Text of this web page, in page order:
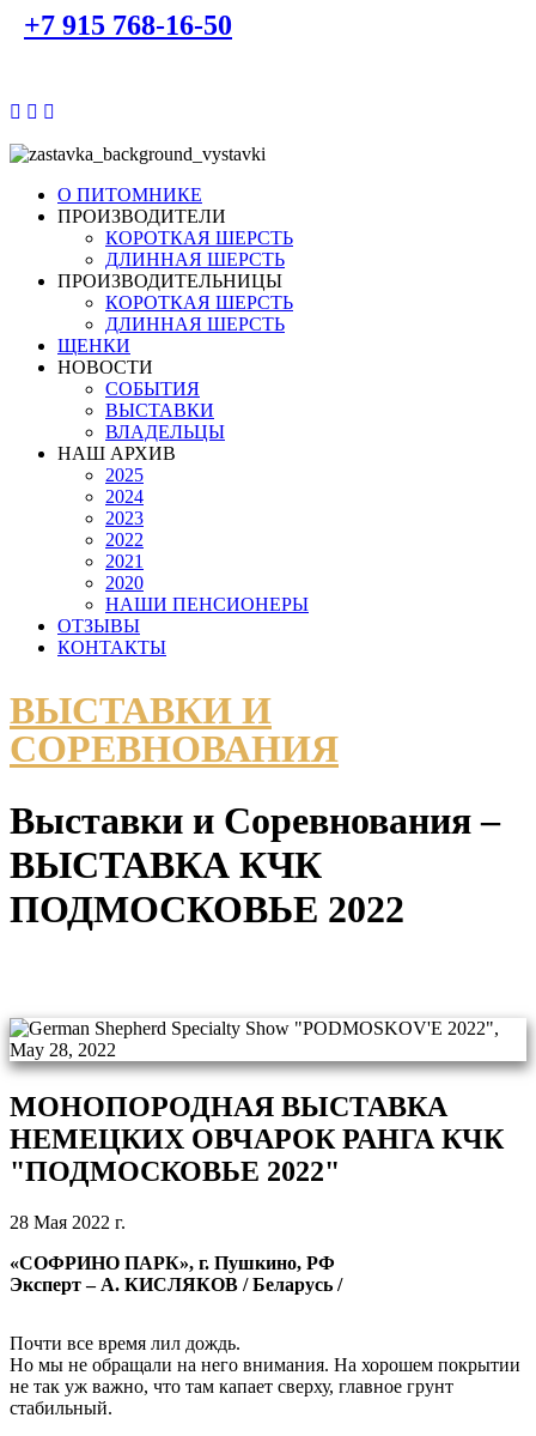
+7 915 768-16-50
О ПИТОМНИКЕ
ПРОИЗВОДИТЕЛИ
КОРОТКАЯ ШЕРСТЬ
ДЛИННАЯ ШЕРСТЬ
ПРОИЗВОДИТЕЛЬНИЦЫ
КОРОТКАЯ ШЕРСТЬ
ДЛИННАЯ ШЕРСТЬ
ЩЕНКИ
НОВОСТИ
СОБЫТИЯ
ВЫСТАВКИ
ВЛАДЕЛЬЦЫ
НАШ АРХИВ
2025
2024
2023
2022
2021
2020
НАШИ ПЕНСИОНЕРЫ
ОТЗЫВЫ
КОНТАКТЫ
ВЫСТАВКИ И
СОРЕВНОВАНИЯ
Выставки и Соревнования –
ВЫСТАВКА КЧК
ПОДМОСКОВЬЕ 2022
МОНОПОРОДНАЯ ВЫСТАВКА
НЕМЕЦКИХ ОВЧАРОК РАНГА КЧК
"ПОДМОСКОВЬЕ 2022"
28 Мая 2022 г.
«СОФРИНО ПАРК», г. Пушкино, РФ
Эксперт – А. КИСЛЯКОВ / Беларусь /
Почти все время лил дождь.
Но мы не обращали на него внимания. На хорошем покрытии
не так уж важно, что там капает сверху, главное грунт
стабильный.